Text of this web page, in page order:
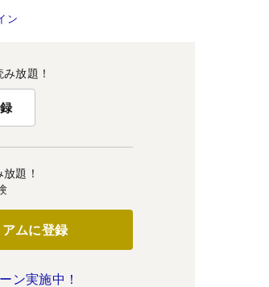
ン
放題！
題！
ムに登録
ン実施中！